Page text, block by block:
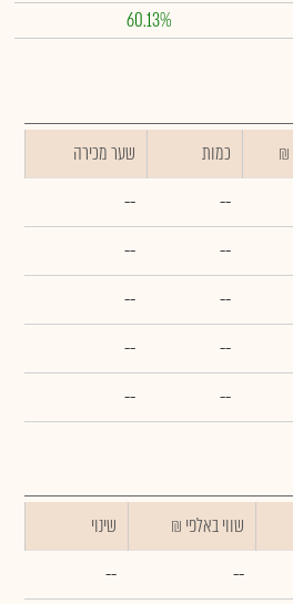
60.13%
כמות
שער מכירה
--
--
--
--
--
--
--
--
--
--
₪ שווי באלפי
שינוי
--
--